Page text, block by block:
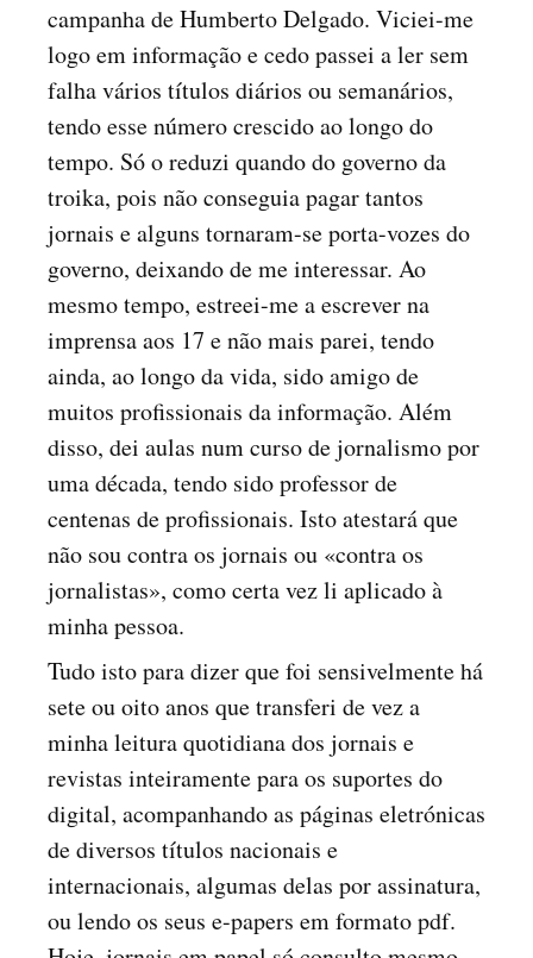
campanha de Humberto Delgado. Viciei-me
logo em informação e cedo passei a ler sem
falha vários títulos diários ou semanários,
tendo esse número crescido ao longo do
tempo. Só o reduzi quando do governo da
troika, pois não conseguia pagar tantos
jornais e alguns tornaram-se porta-vozes do
governo, deixando de me interessar. Ao
mesmo tempo, estreei-me a escrever na
imprensa aos 17 e não mais parei, tendo
ainda, ao longo da vida, sido amigo de
muitos profissionais da informação. Além
disso, dei aulas num curso de jornalismo por
uma década, tendo sido professor de
centenas de profissionais. Isto atestará que
não sou contra os jornais ou «contra os
jornalistas», como certa vez li aplicado à
minha pessoa.
Tudo isto para dizer que foi sensivelmente há
sete ou oito anos que transferi de vez a
minha leitura quotidiana dos jornais e
revistas inteiramente para os suportes do
digital, acompanhando as páginas eletrónicas
de diversos títulos nacionais e
internacionais, algumas delas por assinatura,
ou lendo os seus e-papers em formato pdf.